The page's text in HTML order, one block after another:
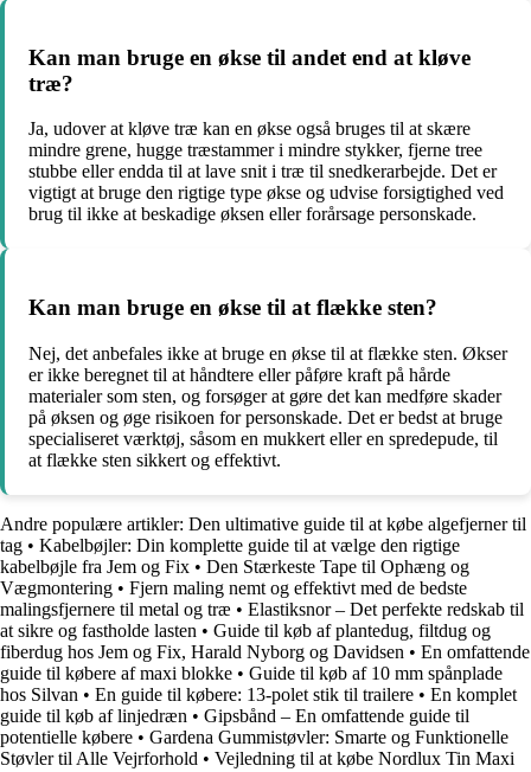
Kan man bruge en økse til andet end at kløve
træ?
Ja, udover at kløve træ kan en økse også bruges til at skære
mindre grene, hugge træstammer i mindre stykker, fjerne tree
stubbe eller endda til at lave snit i træ til snedkerarbejde. Det er
vigtigt at bruge den rigtige type økse og udvise forsigtighed ved
brug til ikke at beskadige øksen eller forårsage personskade.
Kan man bruge en økse til at flække sten?
Nej, det anbefales ikke at bruge en økse til at flække sten. Økser
er ikke beregnet til at håndtere eller påføre kraft på hårde
materialer som sten, og forsøger at gøre det kan medføre skader
på øksen og øge risikoen for personskade. Det er bedst at bruge
specialiseret værktøj, såsom en mukkert eller en spredepude, til
at flække sten sikkert og effektivt.
Andre populære artikler: Den ultimative guide til at købe algefjerner til
tag • Kabelbøjler: Din komplette guide til at vælge den rigtige
kabelbøjle fra Jem og Fix • Den Stærkeste Tape til Ophæng og
Vægmontering • Fjern maling nemt og effektivt med de bedste
malingsfjernere til metal og træ • Elastiksnor – Det perfekte redskab til
at sikre og fastholde lasten • Guide til køb af plantedug, filtdug og
fiberdug hos Jem og Fix, Harald Nyborg og Davidsen • En omfattende
guide til købere af maxi blokke • Guide til køb af 10 mm spånplade
hos Silvan • En guide til købere: 13-polet stik til trailere • En komplet
guide til køb af linjedræn • Gipsbånd – En omfattende guide til
potentielle købere • Gardena Gummistøvler: Smarte og Funktionelle
Støvler til Alle Vejrforhold • Vejledning til at købe Nordlux Tin Maxi